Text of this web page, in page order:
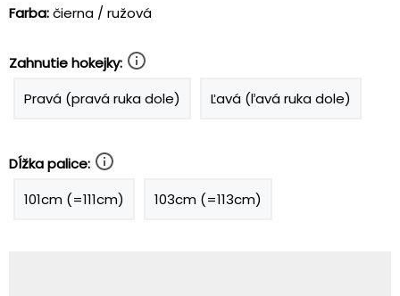
Farba:čierna / ružová
Zahnutie hokejky:
Pravá (pravá ruka dole)
Ľavá (ľavá ruka dole)
Dĺžka palice:
101cm (=111cm)
103cm (=113cm)